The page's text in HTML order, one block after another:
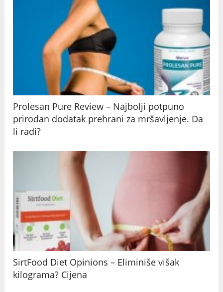
Prolesan Pure Review – Najbolji potpuno
prirodan dodatak prehrani za mršavljenje. Da
li radi?
SirtFood Diet Opinions – Eliminiše višak
kilograma? Cijena